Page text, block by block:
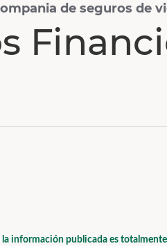
de seguros de
información publicada es